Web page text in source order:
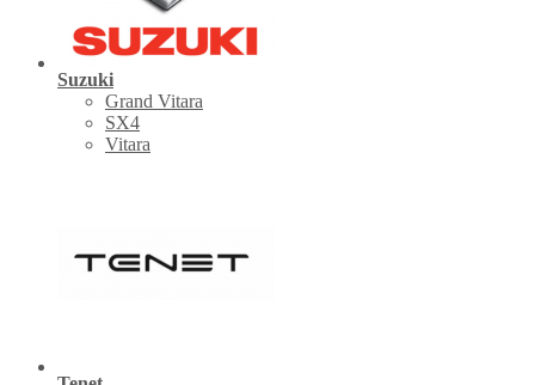
Suzuki
Grand Vitara
SX4
Vitara